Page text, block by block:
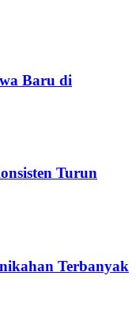
Baru di
Turun
Terbanyak